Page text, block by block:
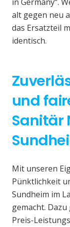
alt gegen neu
das Ersatzteil
identisch.
und
Sanitär
Mit unseren
Pünktlichkeit
Sundheim im
gemacht.
Preis-